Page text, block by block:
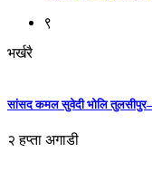
९
भर्खरै
सांसद कमल सुवेदी भोलि तुलसीपुर–३
२ हप्ता अगाडी